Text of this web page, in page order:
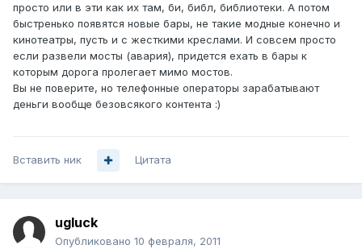
просто или в эти как их там, би, библ, библиотеки. А потом
быстренько появятся новые бары, не такие модные конечно и
кинотеатры, пусть и с жесткими креслами. И совсем просто
если развели мосты (авария), придется ехать в бары к
которым дорога пролегает мимо мостов.
Вы не поверите, но телефонные операторы зарабатывают
деньги вообще безовсякого контента :)
Вставить ник Цитата
ugluck
Опубликовано 10 февраля, 2011